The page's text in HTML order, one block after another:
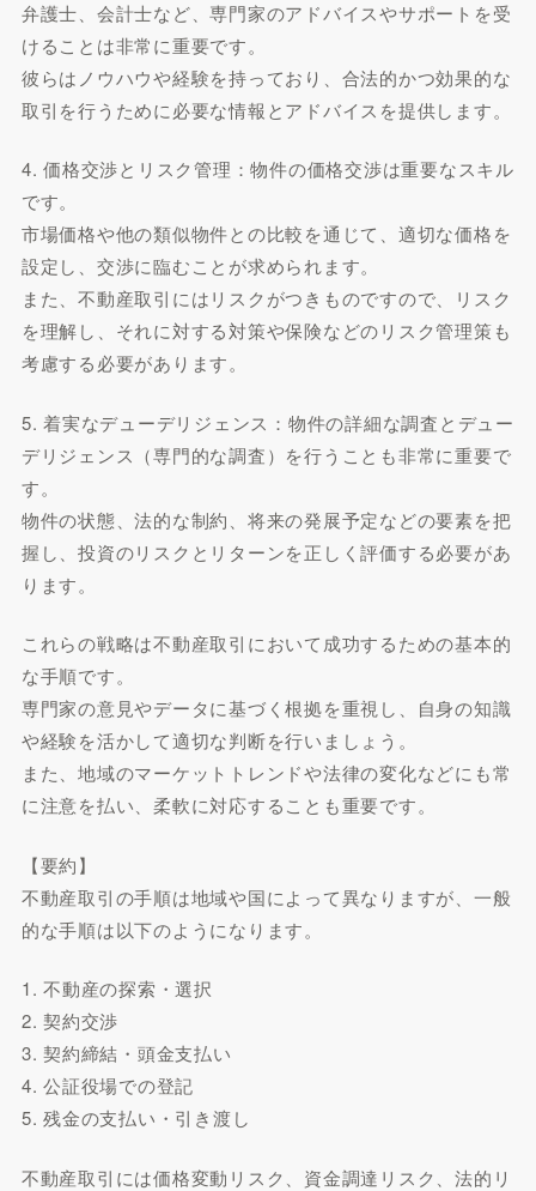
弁護士、会計士など、専門家のアドバイスやサポートを受
けることは非常に重要です。
彼らはノウハウや経験を持っており、合法的かつ効果的な
取引を行うために必要な情報とアドバイスを提供します。
4. 価格交渉とリスク管理：物件の価格交渉は重要なスキル
です。
市場価格や他の類似物件との比較を通じて、適切な価格を
設定し、交渉に臨むことが求められます。
また、不動産取引にはリスクがつきものですので、リスク
を理解し、それに対する対策や保険などのリスク管理策も
考慮する必要があります。
5. 着実なデューデリジェンス：物件の詳細な調査とデュー
デリジェンス（専門的な調査）を行うことも非常に重要で
す。
物件の状態、法的な制約、将来の発展予定などの要素を把
握し、投資のリスクとリターンを正しく評価する必要があ
ります。
これらの戦略は不動産取引において成功するための基本的
な手順です。
専門家の意見やデータに基づく根拠を重視し、自身の知識
や経験を活かして適切な判断を行いましょう。
また、地域のマーケットトレンドや法律の変化などにも常
に注意を払い、柔軟に対応することも重要です。
【要約】
不動産取引の手順は地域や国によって異なりますが、一般
的な手順は以下のようになります。
1. 不動産の探索・選択
2. 契約交渉
3. 契約締結・頭金支払い
4. 公証役場での登記
5. 残金の支払い・引き渡し
不動産取引には価格変動リスク、資金調達リスク、法的リ